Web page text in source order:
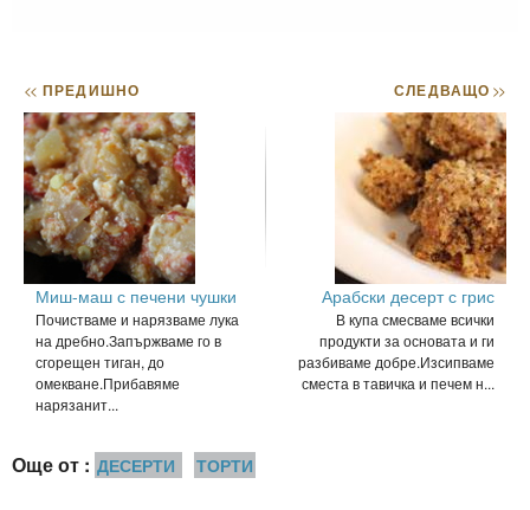
<< ПРЕДИШНО
Миш-маш с печени чушки
Почистваме и нарязваме лука
на дребно.Запържваме го в
сгорещен тиган, до
омекване.Прибавяме
нарязанит...
СЛЕДВАЩО>>
Арабски десерт с грис
В купа смесваме всички
продукти за основата и ги
разбиваме добре.Изсипваме
сместа в тавичка и печем н...
Още от : ДЕСЕРТИ ТОРТИ